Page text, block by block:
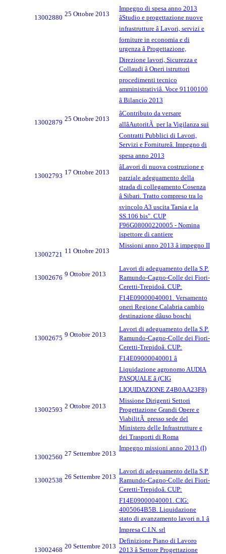
13002880 25 Ottobre 2013
Impegno di spesa anno 2013
âStudio e progettazione nuove
infrastrutture â Lavori, servizi e
forniture in economia e di
urgenza â Progettazione,
Direzione lavori, Sicurezza e
Collaudi â Oneri istruttori
procedimenti tecnico
amministrativiâ. Voce 91100100
â Bilancio 2013
13002879 25 Ottobre 2013
âContributo da versare
allâAutoritÃ per la Vigilanza sui
Contratti Pubblici di Lavori,
Servizi e Fornitureâ. Impegno di
spesa anno 2013
13002793 17 Ottobre 2013
âLavori di nuova costruzione e
parziale adeguamento della
strada di collegamento Cosenza
â Sibari. Tratto compreso tra lo
svincolo A3 uscita Tarsia e la
SS.106 bis". CUP
F96G08000220005 - Nomina
ispettore di cantiere
13002721 11 Ottobre 2013
Missioni anno 2013 â impegno II
13002676 9 Ottobre 2013
Lavori di adeguamento della S.P.
Ramundo-Cagno-Colle dei Fiori-
Ceretti-Trepidoâ. CUP:
F14E09000040001. Versamento
oneri Regione Calabria cambio
destinazione dâuso boschi
13002675 9 Ottobre 2013
Lavori di adeguamento della S.P.
Ramundo-Cagno-Colle dei Fiori-
Ceretti-Trepidoâ. CUP:
F14E09000040001 â
Liquidazione agronomo AUDIA
PASQUALE â (CIG
LIQUIDAZIONE Z4B0AA23F8)
13002593 2 Ottobre 2013
Missione Dirigenti Settori
Progettazione Grandi Opere e
ViabilitÃ presso sede del
Ministero delle Infrastrutture e
dei Trasporti di Roma
13002560 27 Settembre 2013
Impegno missioni anno 2013 (I)
13002538 26 Settembre 2013
Lavori di adeguamento della S.P.
Ramundo-Cagno-Colle dei Fiori-
Ceretti-Trepidoâ. CUP:
F14E09000040001. CIG:
4005064B5B. Liquidazione
stato di avanzamento lavori n.1 â
Impresa C.I.N. srl
13002468 20 Settembre 2013
Definizione Piano di Lavoro
2013 â Settore Progettazione